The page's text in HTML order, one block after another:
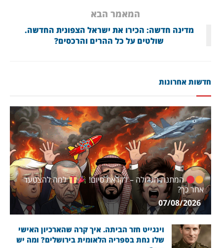
המאמר הבא
מדינה חדשה: הכירו את ישראל הצפונית החדשה.
שולטים על כל ההרים והרכסים?
חדשות אחרונות
המתנה הגדולה – לקראת סיום!
למה להצטער
אחר כך?
07/08/2026
וינגייט חזר הביתה. איך קרה שהארכיון האישי
שלו נחת בספריה הלאומית בירושלים? ומה יש